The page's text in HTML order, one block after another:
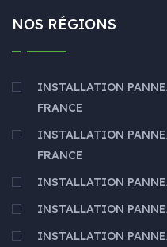
NOS RÉGIONS
INSTALLATION
FRANCE
INSTALLATION
FRANCE
INSTALLATION
INSTALLATION
INSTALLATION